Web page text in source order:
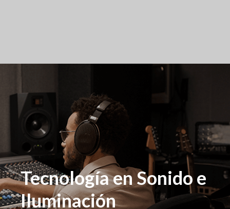
Tecnología en Sonido e
Iluminación